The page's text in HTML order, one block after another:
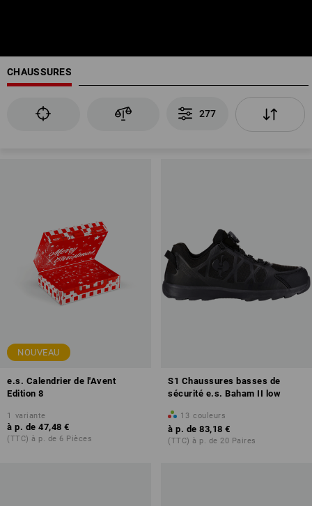
CHAUSSURES
277
NOUVEAU
e.s. Calendrier de l'Avent
Edition 8
1 variante
à p. de 47,48 €
(TTC) à p. de 6 Pièces
S1 Chaussures basses de
sécurité e.s. Baham II low
13 couleurs
à p. de 83,18 €
(TTC) à p. de 20 Paires